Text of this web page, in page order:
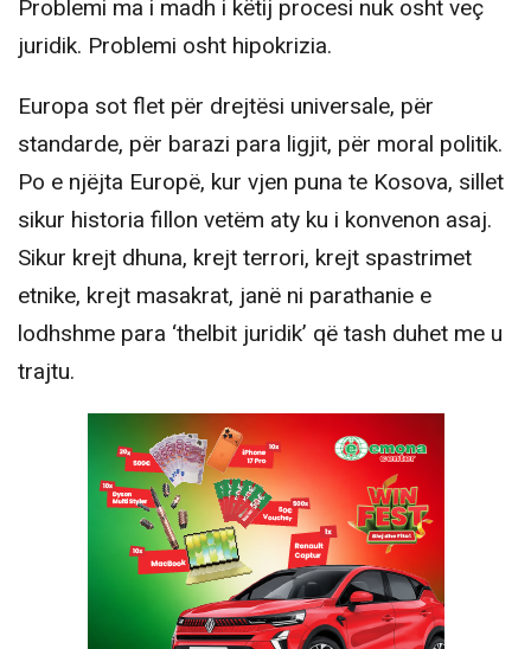
Problemi ma i madh i këtij procesi nuk osht veç
juridik. Problemi osht hipokrizia.
Europa sot flet për drejtësi universale, për
standarde, për barazi para ligjit, për moral politik.
Po e njëjta Europë, kur vjen puna te Kosova, sillet
sikur historia fillon vetëm aty ku i konvenon asaj.
Sikur krejt dhuna, krejt terrori, krejt spastrimet
etnike, krejt masakrat, janë ni parathanie e
lodhshme para ‘thelbit juridik’ që tash duhet me u
trajtu.